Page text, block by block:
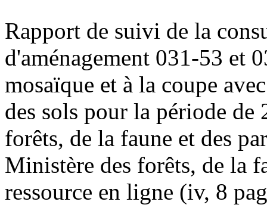
Rapport de suivi de la
d'aménagement 031-53 et
mosaïque et à la coupe
des sols pour la période
forêts, de la faune et des
Ministère des forêts, de la
ressource en ligne (iv, 8